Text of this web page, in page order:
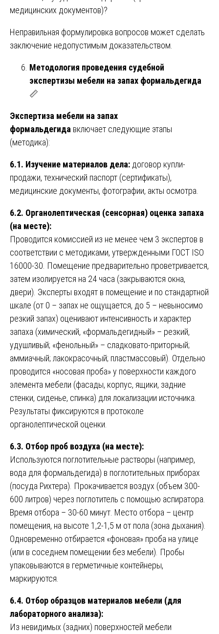
медицинских документов)?
Неправильная формулировка вопросов может сделать
заключение недопустимым доказательством.
Методология проведения судебной
экспертизы мебели на запах формальдегида
📏
Экспертиза мебели на запах
формальдегида включает следующие этапы
(методика):
6.1. Изучение материалов дела: договор купли-
продажи, технический паспорт (сертификаты),
медицинские документы, фотографии, акты осмотра.
6.2. Органолептическая (сенсорная) оценка запаха
(на месте):
Проводится комиссией из не менее чем 3 экспертов в
соответствии с методиками, утвержденными ГОСТ ISO
16000-30. Помещение предварительно проветривается,
затем изолируется на 24 часа (закрываются окна,
двери). Эксперты входят в помещение и по стандартной
шкале (от 0 – запах не ощущается, до 5 – невыносимо
резкий запах) оценивают интенсивность и характер
запаха (химический, «формальдегидный» – резкий,
удушливый; «фенольный» – сладковато-приторный;
аммиачный; лакокрасочный; пластмассовый). Отдельно
проводится «носовая проба» у поверхности каждого
элемента мебели (фасады, корпус, ящики, задние
стенки, сиденье, спинка) для локализации источника.
Результаты фиксируются в протоколе
органолептической оценки.
6.3. Отбор проб воздуха (на месте):
Используются поглотительные растворы (например,
вода для формальдегида) в поглотительных приборах
(посуда Рихтера). Прокачивается воздух (объем 300-
600 литров) через поглотитель с помощью аспиратора.
Время отбора – 30-60 минут. Место отбора – центр
помещения, на высоте 1,2-1,5 м от пола (зона дыхания).
Одновременно отбирается «фоновая» проба на улице
(или в соседнем помещении без мебели). Пробы
упаковываются в герметичные контейнеры,
маркируются.
6.4. Отбор образцов материалов мебели (для
лабораторного анализа):
Из невидимых (задних) поверхностей мебели